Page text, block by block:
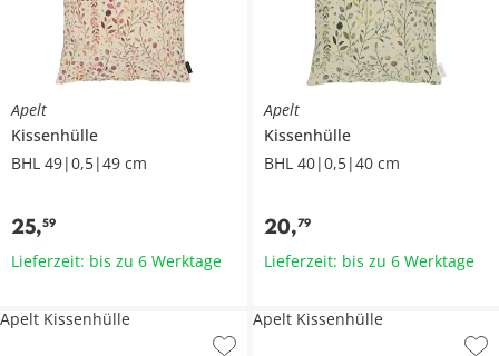
Apelt
Kissenhülle
BHL 49|0,5|49 cm
25,59
Lieferzeit: bis zu 6 Werktage
Apelt
Kissenhülle
BHL 40|0,5|40 cm
20,79
Lieferzeit: bis zu 6 Werktage
Apelt Kissenhülle Apelt Kissenhülle